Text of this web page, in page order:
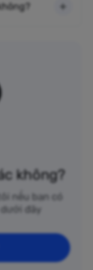
không?
nếu bạn có
đây